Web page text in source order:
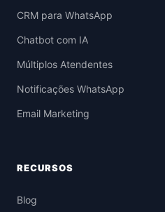
CRM para WhatsApp
Chatbot com IA
Múltiplos Atendentes
Notificações WhatsApp
Email Marketing
RECURSOS
Blog